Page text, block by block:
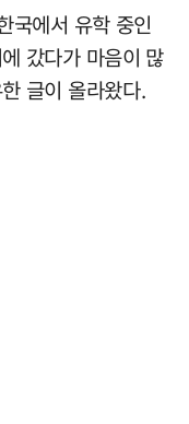
국에서 유학 중인
갔다가 마음이 많
글이 올라왔다.